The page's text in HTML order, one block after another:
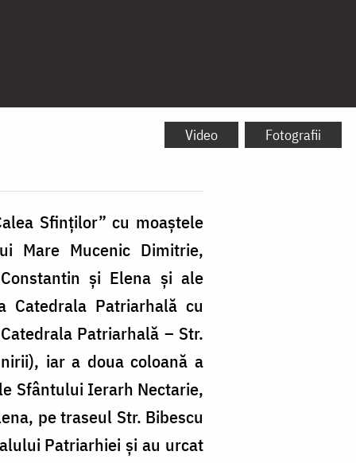
Video Fotografii
Sfinților” cu moaștele
Mare Mucenic Dimitrie,
și Elena și ale
Patriarhală cu
Patriarhală – Str.
iar a doua coloană a
Sfântului Ierarh Nectarie,
pe traseul Str. Bibescu
Patriarhiei și au urcat